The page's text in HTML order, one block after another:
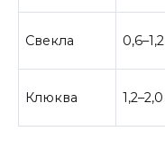
Свекла 0,6–1,2
Клюква 1,2–2,0